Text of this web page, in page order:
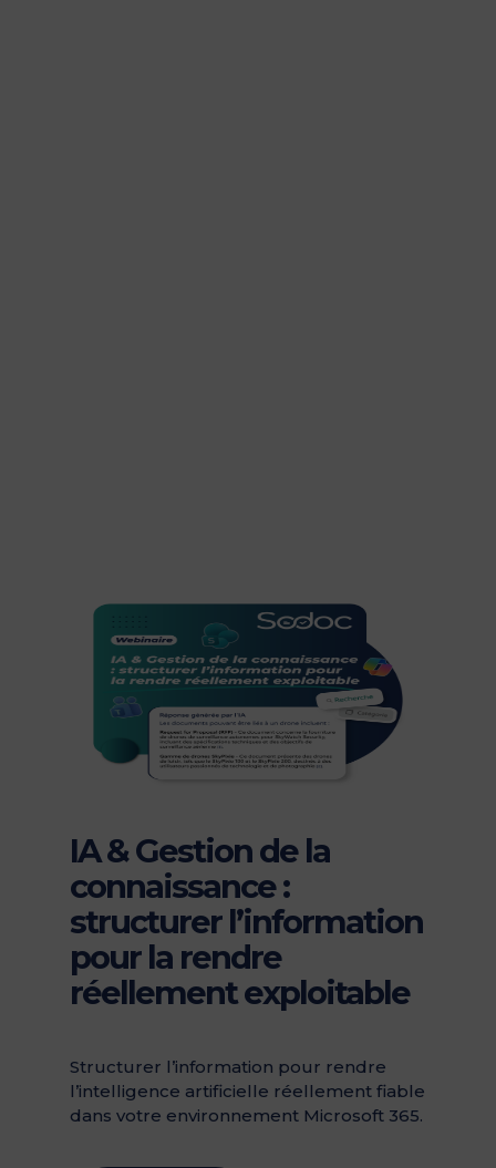
IA & Gestion de la
connaissance :
structurer l’information
pour la rendre
réellement exploitable
Structurer l’information pour rendre
l’intelligence artificielle réellement fiable
dans votre environnement Microsoft 365.